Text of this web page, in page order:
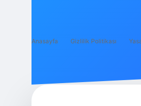
Anasayfa Gizlilik Politikası